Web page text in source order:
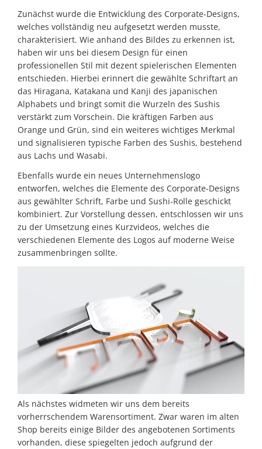
Zunächst wurde die Entwicklung des Corporate-Designs,
welches vollständig neu aufgesetzt werden musste,
charakterisiert. Wie anhand des Bildes zu erkennen ist,
haben wir uns bei diesem Design für einen
professionellen Stil mit dezent spielerischen Elementen
entschieden. Hierbei erinnert die gewählte Schriftart an
das Hiragana, Katakana und Kanji des japanischen
Alphabets und bringt somit die Wurzeln des Sushis
verstärkt zum Vorschein. Die kräftigen Farben aus
Orange und Grün, sind ein weiteres wichtiges Merkmal
und signalisieren typische Farben des Sushis, bestehend
aus Lachs und Wasabi.
Ebenfalls wurde ein neues Unternehmenslogo
entworfen, welches die Elemente des Corporate-Designs
aus gewählter Schrift, Farbe und Sushi-Rolle geschickt
kombiniert. Zur Vorstellung dessen, entschlossen wir uns
zu der Umsetzung eines Kurzvideos, welches die
verschiedenen Elemente des Logos auf moderne Weise
zusammenbringen sollte.
Als nächstes widmeten wir uns dem bereits
vorherrschendem Warensortiment. Zwar waren im alten
Shop bereits einige Bilder des angebotenen Sortiments
vorhanden, diese spiegelten jedoch aufgrund der